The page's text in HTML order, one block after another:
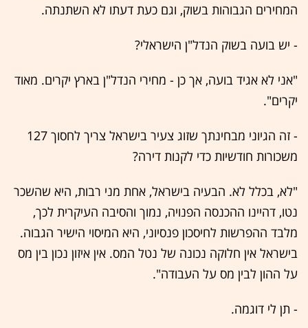
המחירים הגבוהות בשוק, וגם כעת דעתו לא השתנתה.
- יש בועה בשוק הנדל"ן הישראלי?
"אני לא אגיד בועה, אך כן - מחירי הנדל"ן בארץ יקרים. מאוד
יקרים".
- זה הגיוני מבחינתך שזוג צעיר בישראל צריך לחסוך 127
משכורות חודשיות כדי לקנות דירה?
"לא, בכלל לא. הבעיה בישראל, אחת מני רבות, היא שהשכר
נטו, דהיינו ההכנסה הפנויה, נמוך והסיבה העיקרית לכך,
מלבד ההפרשות לחיסכון פנסיוני, היא המיסוי הישיר הגבוה.
בישראל אין חלוקה נכונה של נטל המס. אין איזון נכון בין מס
על ההון לבין מס על העבודה".
- תן לי דוגמה.